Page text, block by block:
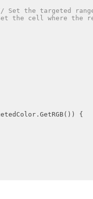
Set the targeted range
the cell where the